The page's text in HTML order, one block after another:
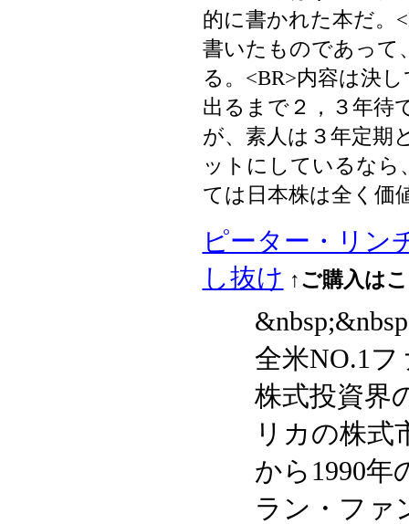
的に書かれた本だ。
書いたものであって
る。<BR>内容は決
出るまで２，３年待
が、素人は３年定期
ットにしているなら
ては日本株は全く価
ピーター・リン
し抜け ↑ご購入は
全米NO.1
株式投資界
リカの株式
から1990年
ラン・ファ